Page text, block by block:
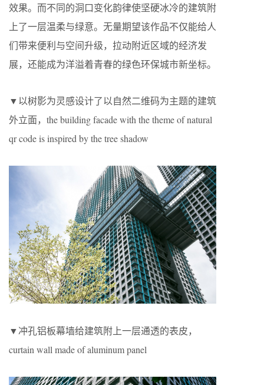
效果。而不同的洞口变化韵律使坚硬冰冷的建筑附
上了一层温柔与绿意。无量期望该作品不仅能给人
们带来便利与空间升级，拉动附近区域的经济发
展，还能成为洋溢着青春的绿色环保城市新坐标。
▼以树影为灵感设计了以自然二维码为主题的建筑
外立面，the building facade with the theme of natural
qr code is inspired by the tree shadow
▼冲孔铝板幕墙给建筑附上一层通透的表皮，
curtain wall made of aluminum panel